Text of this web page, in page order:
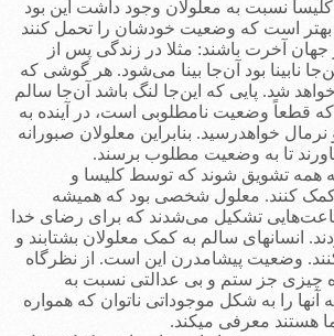
نسبت به معلولان وجود داشت این بود
بهتر است که وضعیت خودشان را تحمل کنند
جهان آخرت باشند: مثلا در زندگی پس از
نابینا بود آن‌جا بینا می‌شود. هر گوشی که
خواهد شد. پایی که این‌جا لنگ باشد آن‌جا سالم
قطعاً وضعیت نامطلوبی است، در آينده به
خواهدرسید. بنابراین معلولان صبورانه
تا به وضعیت مطلوب برسند.
همه تشویق شوند که توسط کلیسا و
کنند. معلول شخصی بود که همیشه
تشکیل می‌شدند که برای رضای خدا
انسانهای سالم به کمک معلولان بشتابند و
وضعیت پیشامدرن این است. از نظرگاه
چیزی جز ستم و بی عدالتی نسبت به
را به شکل موجوداتی ناتوان که همواره
هستند معرفی می­کند.